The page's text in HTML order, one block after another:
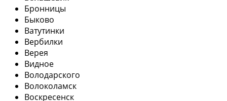
Бронницы
Быково
Ватутинки
Вербилки
Верея
Видное
Володарского
Волоколамск
Воскресенск